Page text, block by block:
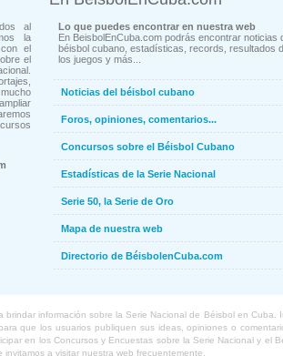
al
la
el
el
Lo que puedes encontrar en nuestra web
En BeisbolEnCuba.com podrás encontrar noticias
béisbol cubano, estadísticas, records, resultados
los juegos y más...
Noticias del béisbol cubano
Foros, opiniones, comentarios...
Concursos sobre el Béisbol Cubano
Estadísticas de la Serie Nacional
Serie 50, la Serie de Oro
Mapa de nuestra web
Directorio de BéisbolenCuba.com
información sobre la Serie Nacional de Béisbol en
que los usuarios publiquen sus ideas, opiniones o
en los Concursos y Encuestas sobre la Serie Nacional y
a visitar nuestra web frecuentemente.